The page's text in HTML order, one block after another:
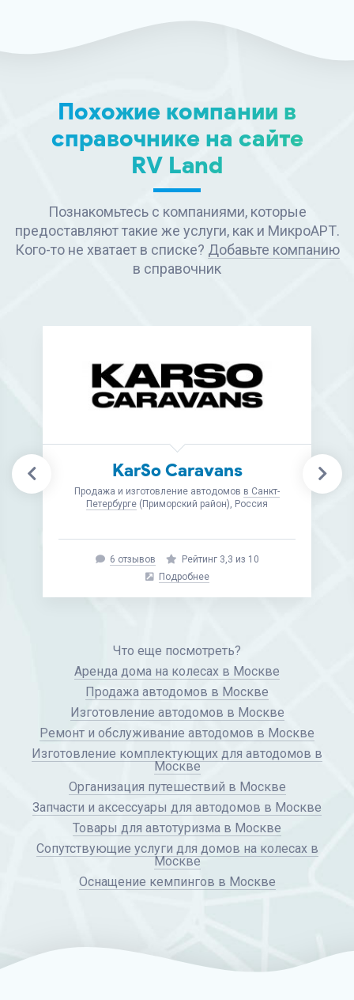
Похожие компании в
справочнике на сайте
RV Land
Познакомьтесь с компаниями, которые
предоставляют такие же услуги, как и МикроАРТ.
Кого-то не хватает в списке? Добавьте компанию
в справочник
Shipyard Expanse
Продажа, ремонт, обслуживание и изготовление
автодомовв Московской области(Ногинск),
Подробнее
Что еще посмотреть?
Аренда дома на колесах в Москве
Продажа автодомов в Москве
Изготовление автодомов в Москве
Ремонт и обслуживание автодомов в Москве
Изготовление комплектующих для автодомов в
Москве
Организация путешествий в Москве
Запчасти и аксессуары для автодомов в Москве
Товары для автотуризма в Москве
Сопутствующие услуги для домов на колесах в
Москве
Оснащение кемпингов в Москве